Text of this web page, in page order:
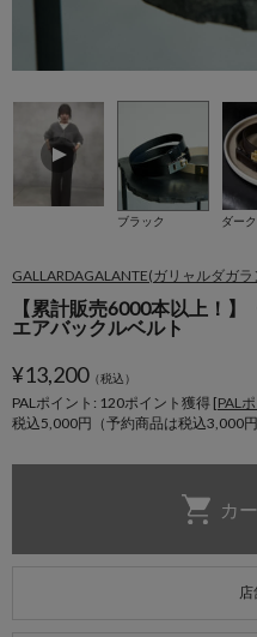
ブラック ダー
GALLARDAGALANTE(ガリャルダガラ
【累計販売6000本以上！
エアバックルベルト
¥13,200（税込）
PALポイント: 120ポイント獲得 [PAL
税込5,000円（予約商品は税込3,000